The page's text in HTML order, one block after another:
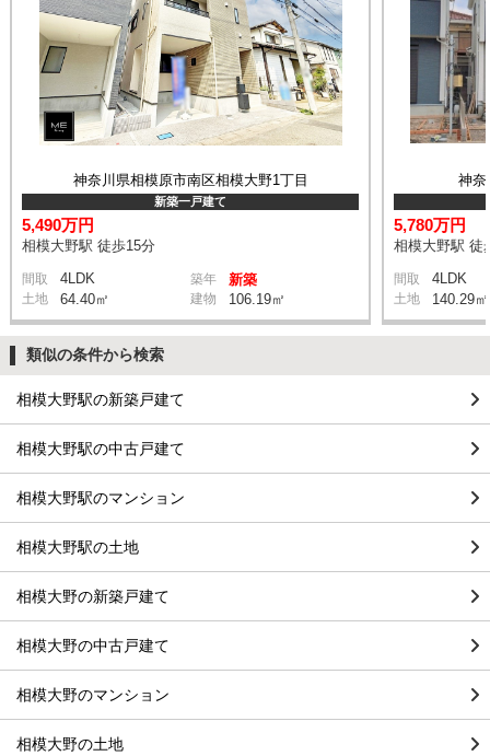
神奈川県相模原市南区相模大野1丁目
新築一戸建て
5,490万円
相模大野駅 徒歩15分
間取 4LDK 築年 新築
土地 64.40㎡ 建物 106.19㎡
神奈
5,780万円
相模大野駅 徒
間取 4LDK
土地 140.29㎡
類似の条件から検索
相模大野駅の新築戸建て
相模大野駅の中古戸建て
相模大野駅のマンション
相模大野駅の土地
相模大野の新築戸建て
相模大野の中古戸建て
相模大野のマンション
相模大野の土地